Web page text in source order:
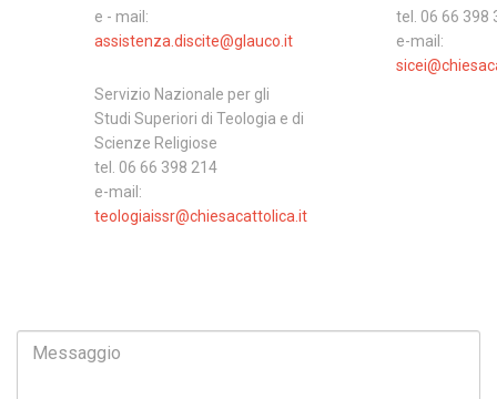
e - mail:
assistenza.discite@glauco.it
Servizio Nazionale per gli
Studi Superiori di Teologia e di
Scienze Religiose
tel. 06 66 398 214
e-mail:
teologiaissr@chiesacattolica.it
tel. 06 66 398
e-mail:
Messaggio